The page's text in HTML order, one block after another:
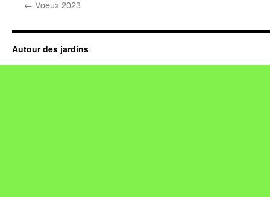
← Voeux 2023
Autour des jardins